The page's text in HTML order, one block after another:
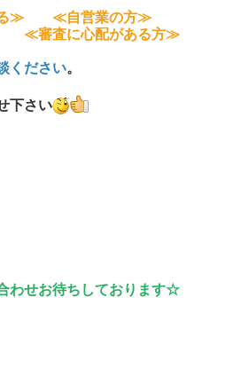
る≫ ≪自営業の方≫
査に心配がある方≫
ください。
下さい
わせお待ちしております☆